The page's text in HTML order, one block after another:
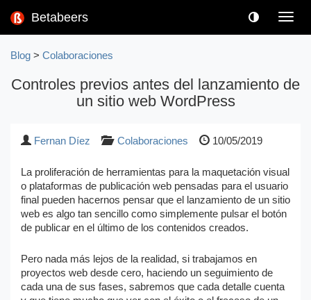
Betabeers
Blog > Colaboraciones
Controles previos antes del lanzamiento de
un sitio web WordPress
Fernan Díez Colaboraciones 10/05/2019
La proliferación de herramientas para la maquetación visual
o plataformas de publicación web pensadas para el usuario
final pueden hacernos pensar que el lanzamiento de un sitio
web es algo tan sencillo como simplemente pulsar el botón
de publicar en el último de los contenidos creados.
Pero nada más lejos de la realidad, si trabajamos en
proyectos web desde cero, haciendo un seguimiento de
cada una de sus fases, sabremos que cada detalle cuenta